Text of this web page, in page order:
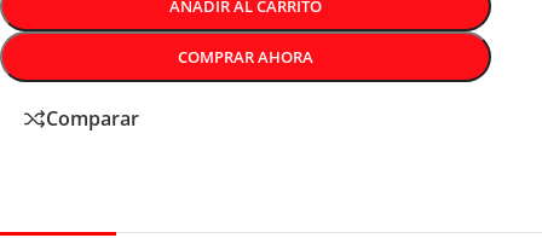
AÑADIR AL CARRITO
COMPRAR AHORA
Comparar